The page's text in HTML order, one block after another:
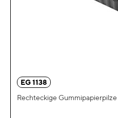
EG 1138
Rechteckige